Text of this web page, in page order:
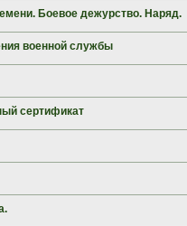
Боевое дежурство. Наряд.
военной службы
сертификат